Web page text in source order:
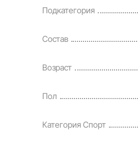
Подкатегория
Состав
Возраст
Пол
Категория Спорт